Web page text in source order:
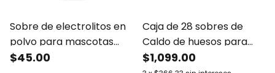
Sobre de electrolitos en
polvo para mascotas
Vitalin 10.5 gr
$45.00
Caja de 28 sobres de
Caldo de huesos para
perros y gatos sabor
$1,099.00